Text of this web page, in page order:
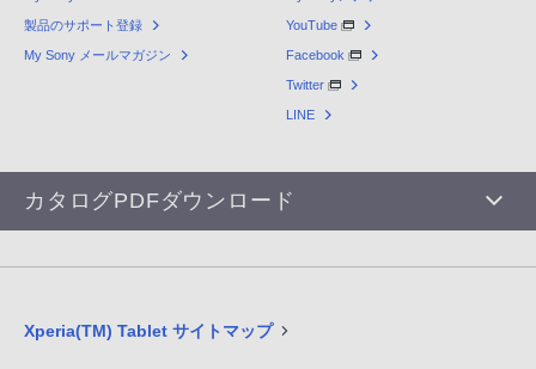
製品のサポート登録
My Sony メールマガジン
YouTube
Facebook
Twitter
LINE
カタログPDFダウンロード
Xperia(TM) Tablet サイトマップ